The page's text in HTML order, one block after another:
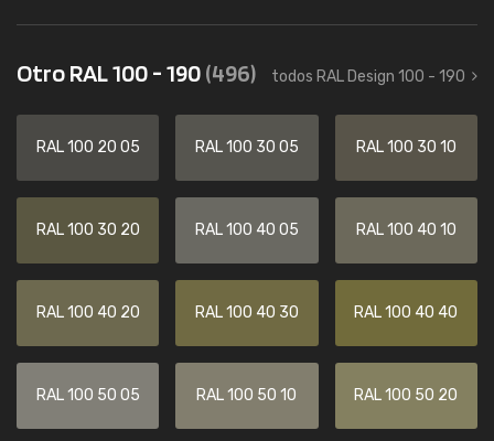
Otro RAL 100 - 190(496) todos RAL Design 100 - 190
RAL 100 20 05 RAL 100 30 05 RAL 100 30 10
RAL 100 30 20 RAL 100 40 05 RAL 100 40 10
RAL 100 40 20 RAL 100 40 30 RAL 100 40 40
RAL 100 50 05 RAL 100 50 10 RAL 100 50 20